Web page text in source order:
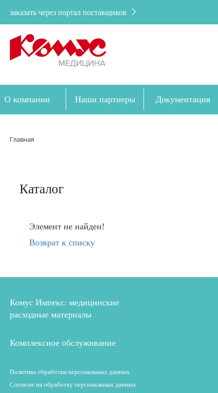
заказать через портал поставщиков
О компании Наши партнеры Документация
Главная
Каталог
Элемент не найден!
Возврат к списку
Комус Импекс: медицинские
расходные материалы
Комплексное обслуживание
Политика обработки персональных данных
Согласие на обработку персональных данных